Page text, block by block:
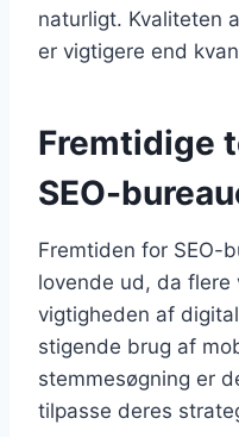
naturligt. Kvaliteten
er vigtigere end
Fremtidige
SEO-
Fremtiden for SEO-
lovende ud, da flere
vigtigheden af
stigende brug af
stemmesøgning er
tilpasse deres